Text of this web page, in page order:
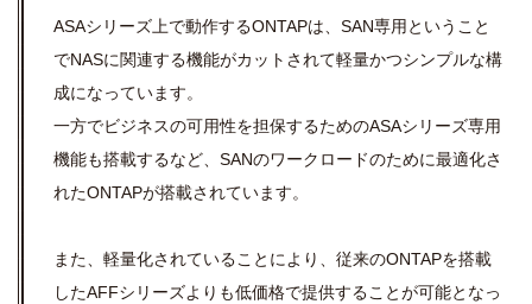
ASAシリーズ上で動作するONTAPは、SAN専用ということ
でNASに関連する機能がカットされて軽量かつシンプルな構
成になっています。
一方でビジネスの可用性を担保するためのASAシリーズ専用
機能も搭載するなど、SANのワークロードのために最適化さ
れたONTAPが搭載されています。
また、軽量化されていることにより、従来のONTAPを搭載
したAFFシリーズよりも低価格で提供することが可能となっ